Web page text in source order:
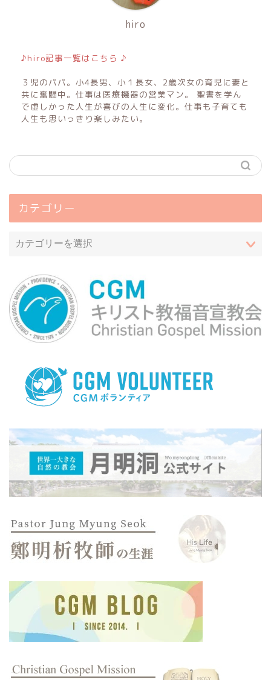
hiro
♪hiro記事一覧はこちら ♪
３児のパパ。小4長男、小１長女、2歳次女の育児に妻と
共に奮闘中。仕事は医療機器の営業マン。 聖書を学ん
で虚しかった人生が喜びの人生に変化。仕事も子育ても
人生も思いっきり楽しみたい。
カテゴリー